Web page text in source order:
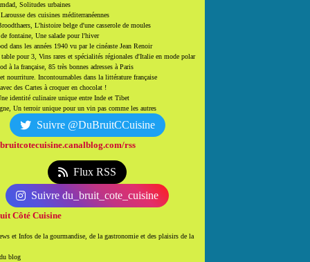
Solitudes urbaines
des cuisines méditerranéennes
L'histoire belge d'une casserole de moules
fontaine, Une salade pour l'hiver
dans les années 1940 vu par le cinéaste Jean Renoir
pour 3, Vins rares et spécialités régionales d'Italie en mode polar
à la française, 85 très bonnes adresses à Paris
nourriture. Incontournables dans la littérature française
des Cartes à croquer en chocolat !
identité culinaire unique entre Inde et Tibet
Un terroir unique pour un vin pas comme les autres
Suivre @DuBruitCCuisine
rss
Flux RSS
Suivre du_bruit_cote_cuisine
Côté Cuisine
et Infos de la gourmandise, de la gastronomie et des plaisirs de la
blog